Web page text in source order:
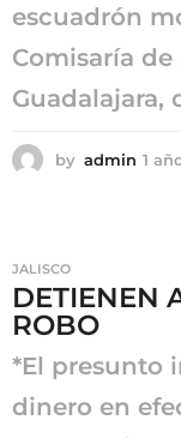
escuadrón
Comisaría
Guadalajara,
by admin 1
JALISCO
DETIENEN
ROBO
*El presunto
dinero en